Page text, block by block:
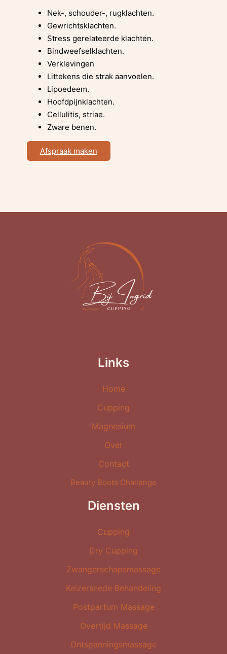
Nek-, schouder-, rugklachten.
Gewrichtsklachten.
Stress gerelateerde klachten.
Bindweefselklachten.
Verklevingen
Littekens die strak aanvoelen.
Lipoedeem.
Hoofdpijnklachten.
Cellulitis, striae.
Zware benen.
Afspraak maken
Links
Home
Cupping
Magnesium
Over
Contact
Beauty Boots Challenge
Diensten
Cupping
Dry Cupping
Zwangerschapsmassage
Keizersnede Behandeling
Postpartum Massage
Overtijd Massage
Ontspanningsmassage